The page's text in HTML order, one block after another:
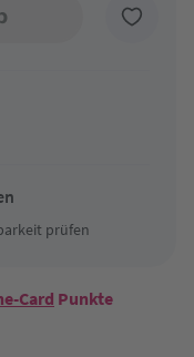
prüfen
Card Punkte